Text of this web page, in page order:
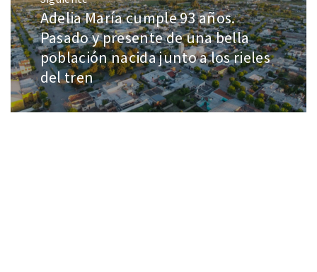
Adelia María cumple 93 años.
Pasado y presente de una bella
población nacida junto a los rieles
del tren